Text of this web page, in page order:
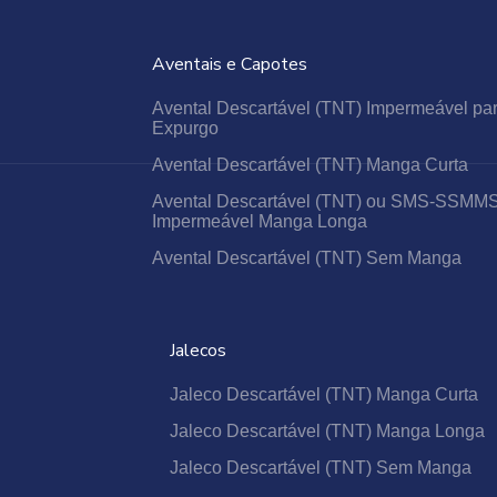
PROPÉ SAPATILHA DESCARTÁVEL
NOVEMBRO AZUL
O QUE SÃO VESTIMENTAS DESCARTÁVEIS?
OUTUBRO ROSA
A IMPORTÂNCIA DOS KITS CIRÚRGICOS
DESCARTÁVEIS
OS BENEFÍCIOS E NECESSIDADES DO USO
Aventais e Capotes
Avental Descartável (TNT) Impermeável
Expurgo
Avental Descartável (TNT) Manga Curta
Avental Descartável (TNT) ou SMS-
Impermeável Manga Longa
Avental Descartável (TNT) Sem Manga
Jalecos
Jaleco Descartável (TNT) Manga Curta
Jaleco Descartável (TNT) Manga Longa
Jaleco Descartável (TNT) Sem Manga